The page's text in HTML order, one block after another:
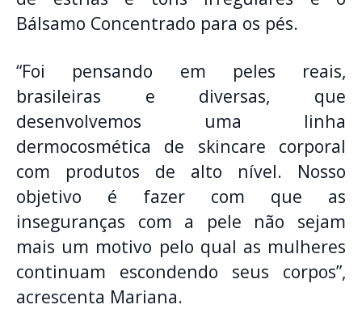
Bálsamo Concentrado para os pés.
“Foi pensando em peles reais,
brasileiras e diversas, que
desenvolvemos uma linha
dermocosmética de skincare corporal
com produtos de alto nível. Nosso
objetivo é fazer com que as
inseguranças com a pele não sejam
mais um motivo pelo qual as mulheres
continuam escondendo seus corpos”,
acrescenta Mariana.